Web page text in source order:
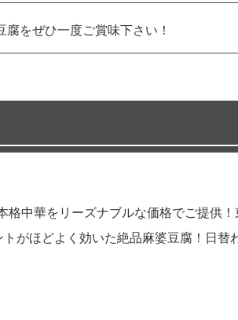
をぜひ一度ご賞味下さい！
中華をリーズナブルな価格でご提供
がほどよく効いた絶品麻婆豆腐！日